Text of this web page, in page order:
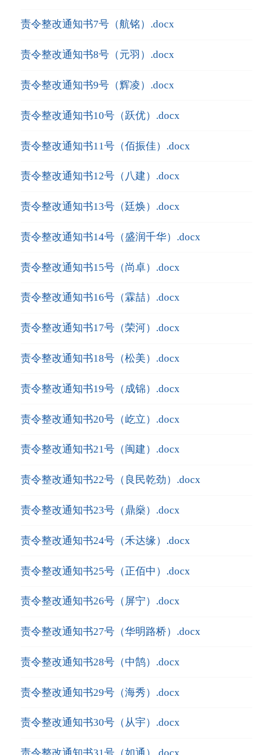
责令整改通知书7号（航铭）.docx
责令整改通知书8号（元羽）.docx
责令整改通知书9号（辉凌）.docx
责令整改通知书10号（跃优）.docx
责令整改通知书11号（佰振佳）.docx
责令整改通知书12号（八建）.docx
责令整改通知书13号（廷焕）.docx
责令整改通知书14号（盛润千华）.docx
责令整改通知书15号（尚卓）.docx
责令整改通知书16号（霖喆）.docx
责令整改通知书17号（荣河）.docx
责令整改通知书18号（松美）.docx
责令整改通知书19号（成锦）.docx
责令整改通知书20号（屹立）.docx
责令整改通知书21号（闽建）.docx
责令整改通知书22号（良民乾劲）.docx
责令整改通知书23号（鼎燊）.docx
责令整改通知书24号（禾达缘）.docx
责令整改通知书25号（正佰中）.docx
责令整改通知书26号（屏宁）.docx
责令整改通知书27号（华明路桥）.docx
责令整改通知书28号（中鹄）.docx
责令整改通知书29号（海秀）.docx
责令整改通知书30号（从宇）.docx